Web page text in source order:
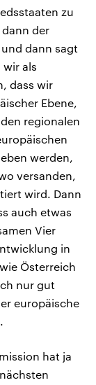
zu
der
dann sagt
wir als
dass wir
Ebene,
regionalen
werden,
versanden,
wird. Dann
auch etwas
Vier
in
Österreich
nur gut
europäische
hat ja